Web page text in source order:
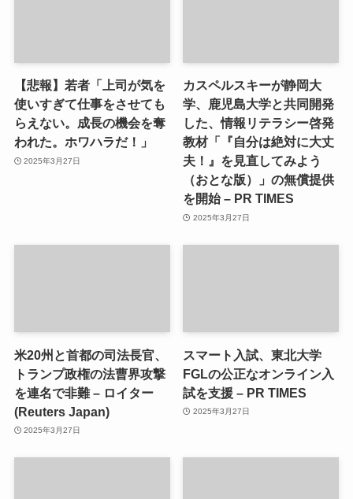
【悲報】若者「上司が気を
使いすぎて仕事をさせても
らえない。成長の機会を奪
われた。ホワハラだ！」
2025年3月27日
カスペルスキーが静岡大
学、鹿児島大学と共同開発
した、情報リテラシー啓発
教材「『自分は絶対に大丈
夫！』を見直してみよう
（おとな版）」の無償提供
を開始 – PR TIMES
2025年3月27日
米20州と首都の司法長官、
トランプ政権の法曹界攻撃
を連名で非難 – ロイター
(Reuters Japan)
2025年3月27日
スマート入試、東北大学
FGLの公正なオンライン入
試を支援 – PR TIMES
2025年3月27日